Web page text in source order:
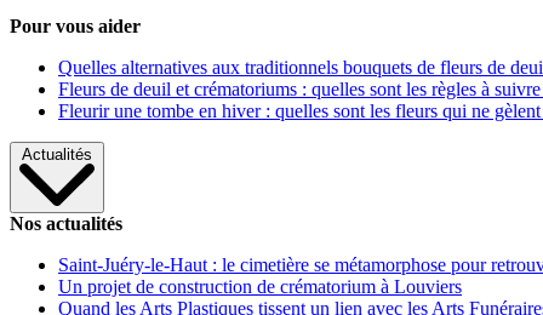
Pour vous aider
Quelles alternatives aux traditionnels bouquets de fleurs de
Fleurs de deuil et crématoriums : quelles sont les règles à
Fleurir une tombe en hiver : quelles sont les fleurs qui ne gèlent
Actualités
Nos actualités
Saint-Juéry-le-Haut : le cimetière se métamorphose pour
Un projet de construction de crématorium à Louviers
Quand les Arts Plastiques tissent un lien avec les Arts